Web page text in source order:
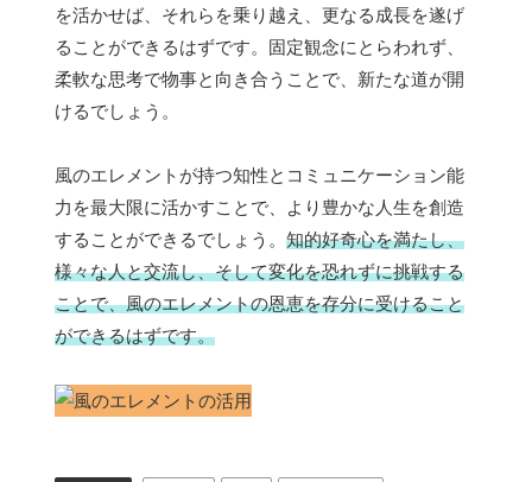
を活かせば、それらを乗り越え、更なる成長を遂げ
ることができるはずです。固定観念にとらわれず、
柔軟な思考で物事と向き合うことで、新たな道が開
けるでしょう。
風のエレメントが持つ知性とコミュニケーション能
力を最大限に活かすことで、より豊かな人生を創造
することができるでしょう。 知的好奇心を満たし、
様々な人と交流し、そして変化を恐れずに挑戦する
ことで、風のエレメントの恩恵を存分に受けること
ができるはずです。